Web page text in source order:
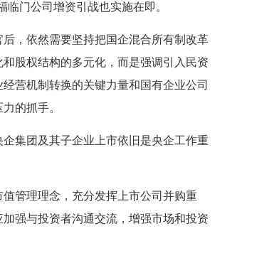
门公司增资引战也实施在即。
，依然需要坚持把国企混合所有制改革
股权结构的多元化，而是强调引入民资
营机制转换的关键力量和国有企业公司
的抓手。
集团及其子企业上市依旧是央企工作重
管理理念，充分发挥上市公司并购重
强与投资者沟通交流，增强市场和投资